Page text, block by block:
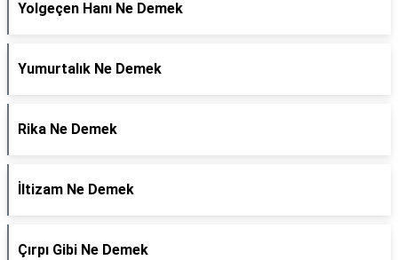
Yolgeçen Hanı Ne Demek
Yumurtalık Ne Demek
Rika Ne Demek
İltizam Ne Demek
Çırpı Gibi Ne Demek